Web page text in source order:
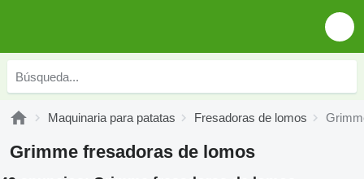
Maquinaria para patatas Fresadoras de lomos
Grimme fresadoras de lomos